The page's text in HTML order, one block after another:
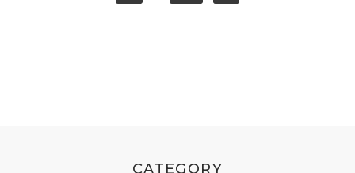
CATEGORY